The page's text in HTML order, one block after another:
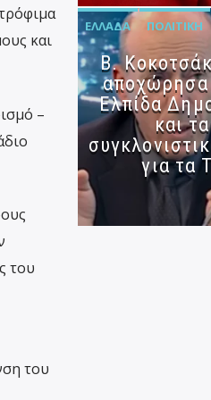
και
–
του
του
ΕΛΛΆΔΑ ΠΟΛΙΤΙΚΉ
Β.
αποχώρησα
Ελπίδα
και
για τα